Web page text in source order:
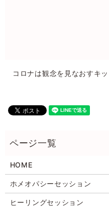
コロナは観念を見なおすキ
HOME
ホメオパシーセッション
ヒーリングセッション